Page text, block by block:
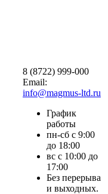
8 (8722) 999-000
Email:
info@magmus-ltd.ru
График
работы
пн-сб с 9:00
до 18:00
вс с 10:00 до
17:00
Без перерыва
и выходных.